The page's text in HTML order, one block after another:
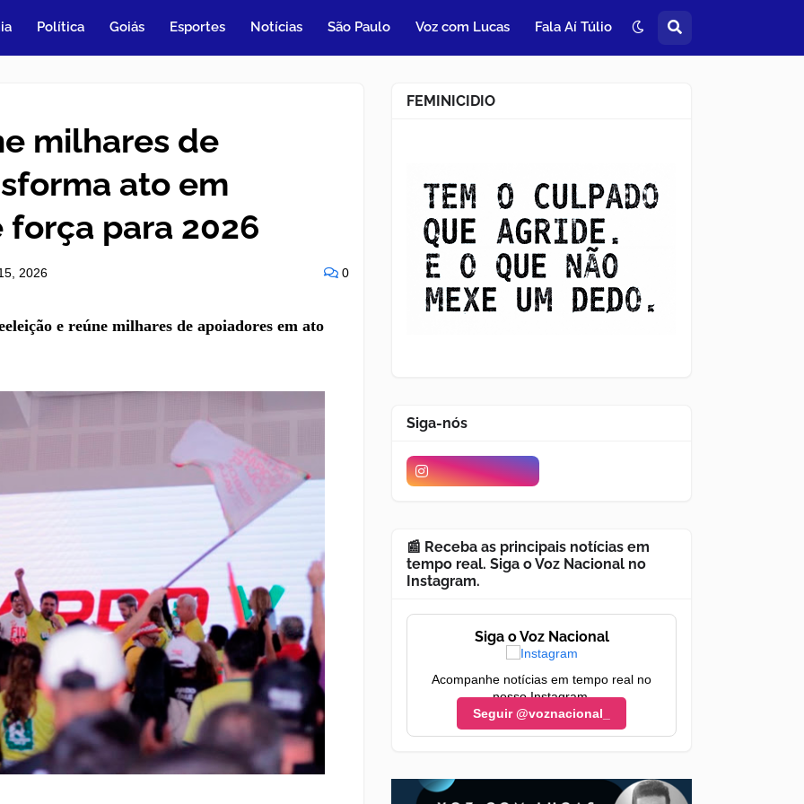
Política Goiás Esportes Notícias São Paulo Voz com Lucas Fala Aí Túlio
milhares de
ato em
para 2026
2026 0
e reúne milhares de apoiadores em ato
FEMINICIDIO
Siga-nós
📰 Receba as principais notícias em
tempo real. Siga o Voz Nacional no
Instagram.
Siga o Voz Nacional
Acompanhe notícias em tempo real no
nosso Instagram.
Seguir @voznacional_